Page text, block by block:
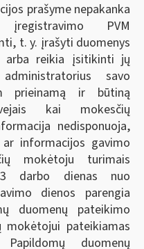
prašyme nepakanka
PVM
t. y. įrašyti duomenys
reikia įsitikinti jų
savo
prieinamą ir būtiną
kai mokesčių
nedisponuoja,
informacijos gavimo
mokėtoju turimais
darbo dienas nuo
dienos parengia
duomenų pateikimo
mokėtojui pateikiamas
duomenų